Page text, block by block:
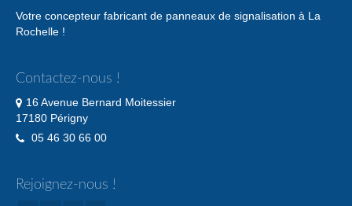
Votre concepteur fabricant de panneaux de signalisation à La
Rochelle !
Contactez-nous !
16 Avenue Bernard Moitessier
17180 Périgny
05 46 30 66 00
Rejoignez-nous !